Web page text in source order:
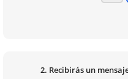
2. Recibirás un